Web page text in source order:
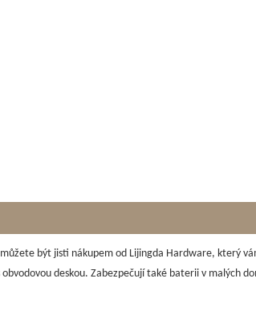
být jisti nákupem od Lijingda Hardware, který
deskou. Zabezpečují také baterii v malých